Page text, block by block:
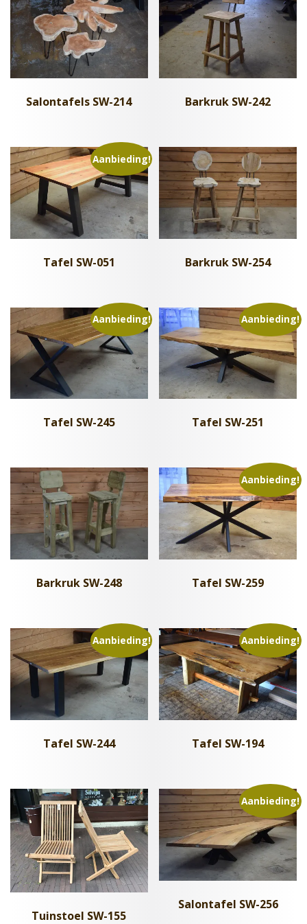
Salontafels SW-214 Barkruk SW-242
Aanbieding!
Tafel SW-051 Barkruk SW-254
Aanbieding!
Tafel SW-245
Aanbieding!
Tafel SW-251
Barkruk SW-248
Aanbieding!
Tafel SW-259
Aanbieding!
Tafel SW-244
Aanbieding!
Tafel SW-194
Tuinstoel SW-155
Aanbieding!
Salontafel SW-256